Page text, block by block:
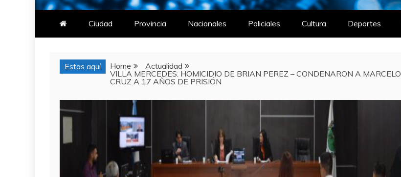
Ciudad Provincia Nacionales Policiales Cultura Deportes
Estas aquí Home
Actualidad
VILLA MERCEDES: HOMICIDIO DE BRIAN PEREZ – CONDENARON A MARCELO
CRUZ A 17 AÑOS DE PRISIÓN